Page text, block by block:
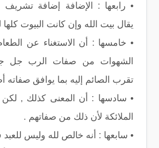
• رابعها : الإضافة إضافة تشريف
يقال بيت الله وإن كانت البيوت كلها
• خامسها : أن الاستغناء عن
الشهوات من صفات الرب جل
تقرب الصائم إليه بما يوافق صفاته
• سادسها : أن المعنى كذلك , لكن
الملائكة لأن ذلك من صفاتهم .
• سابعها : أنه خالص لله وليس